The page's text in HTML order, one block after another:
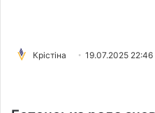
Крістіна 19.07.2025 22:46